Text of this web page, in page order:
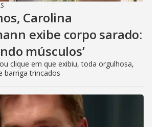
Carolina
exibe corpo sarado:
músculos’
clique em que exibiu, toda orgulhosa,
barriga trincados